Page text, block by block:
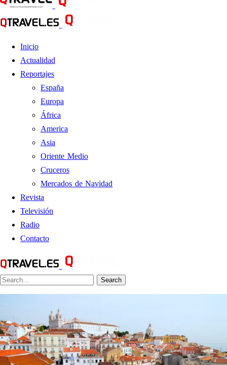
Inicio
Actualidad
Reportajes
España
Europa
África
America
Asia
Oriente Medio
Cruceros
Mercados de Navidad
Revista
Televisión
Radio
Contacto
Search